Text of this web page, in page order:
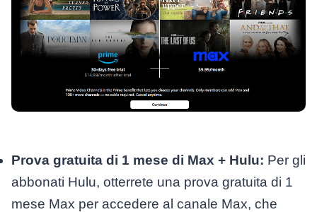
Prova gratuita di 1 mese di Max + Hulu: Per gli
abbonati Hulu, otterrete una prova gratuita di 1
mese Max per accedere al canale Max, che